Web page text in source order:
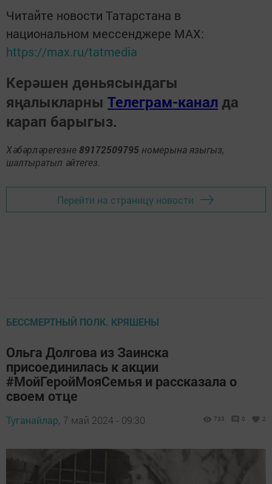
Читайте новости Татарстана в
национальном мессенджере MАХ:
https://max.ru/tatmedia
Керәшен дөньясындагы
яңалыкларны Телеграм-канал да
карап барыгыз.
Хәбәрләрегезне 89172509795 номерына языгыз,
шалтыратып әйтегез.
Перейти на страницу новости
БЕССМЕРТНЫЙ ПОЛК. КРЯШЕНЫ
Ольга Долгова из Заинска
присоединилась к акции
#МойГеройМояСемья и рассказала о
своем отце
Туганайлар, 7 май 2024 - 09:30 733 0 2